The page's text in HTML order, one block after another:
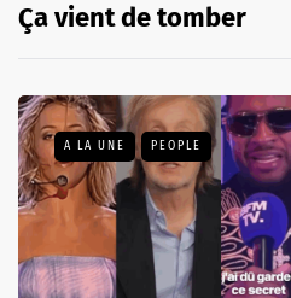
Ça vient de tomber
A LA UNE PEOPLE